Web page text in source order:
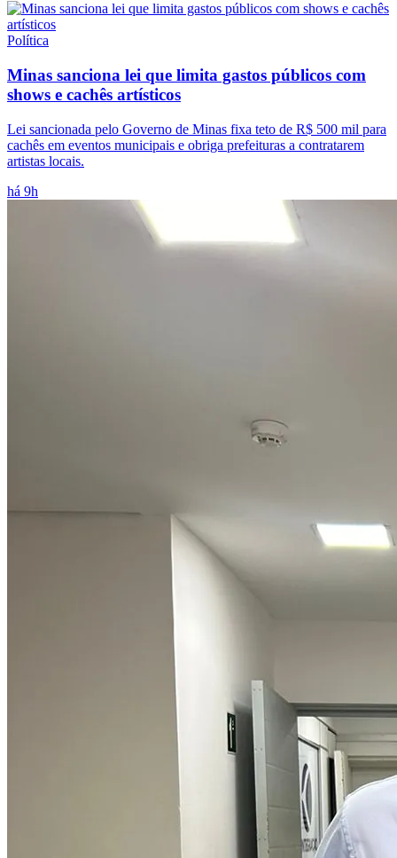
Política
Minas sanciona lei que limita gastos públicos com
shows e cachês artísticos
Lei sancionada pelo Governo de Minas fixa teto de R$ 500 mil para
cachês em eventos municipais e obriga prefeituras a contratarem
artistas locais.
há 9h